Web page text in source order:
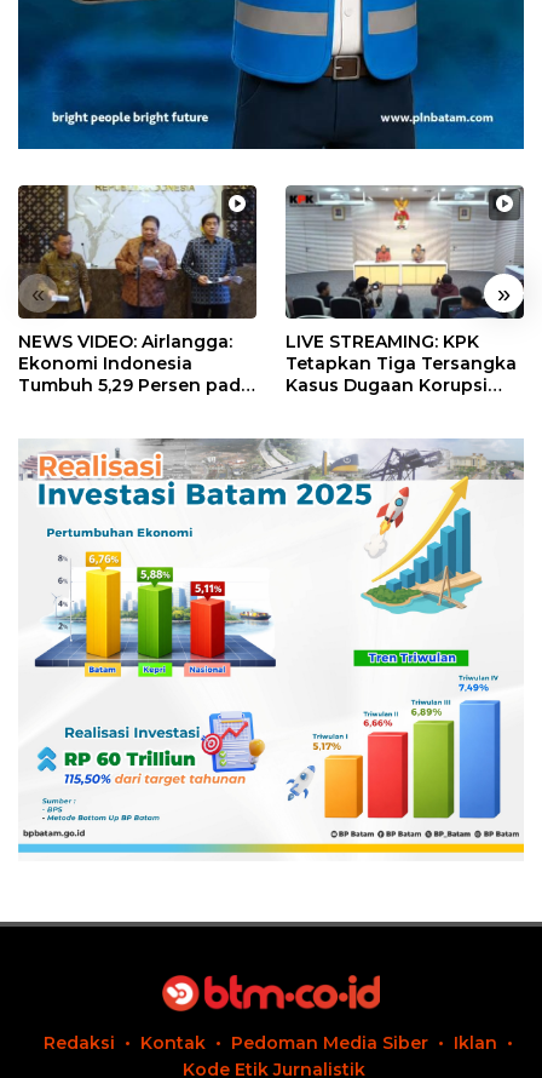
« »
NEWS VIDEO: Airlangga:
Ekonomi Indonesia
Tumbuh 5,29 Persen pada
LIVE STREAMING: KPK
Tetapkan Tiga Tersangka
Kasus Dugaan Korupsi
Redaksi Kontak Pedoman Media Siber
Iklan
Kode Etik Jurnalistik